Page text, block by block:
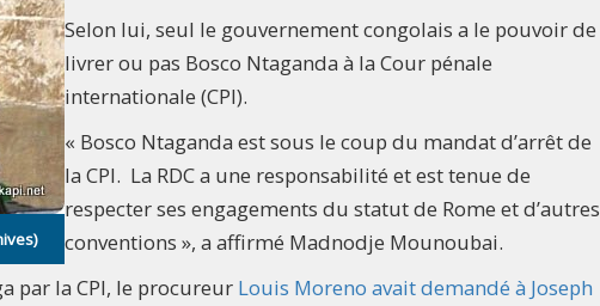
Selon lui, seul le gouvernement congolais a le pouvoir de
livrer ou pas Bosco Ntaganda à la Cour pénale
internationale (CPI).
« Bosco Ntaganda est sous le coup du mandat d’arrêt de
la CPI. La RDC a une responsabilité et est tenue de
respecter ses engagements du statut de Rome et d’autres
conventions », a affirmé Madnodje Mounoubai.
par la CPI, le procureur Louis Moreno avait demandé à Joseph